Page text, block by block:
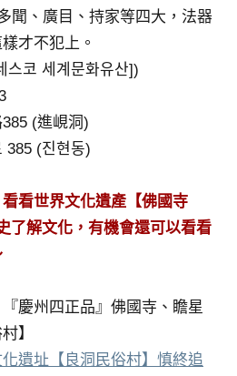
聞、廣目、持家等四大，法器
才不犯上。
스코 세계문화유산])
(進峴洞)
385 (진현동)
看世界文化遺產【佛國寺
了解文化，有機會還可以看看
『慶州四正品』佛國寺、瞻星
】
遺址【良洞民俗村】慎終追